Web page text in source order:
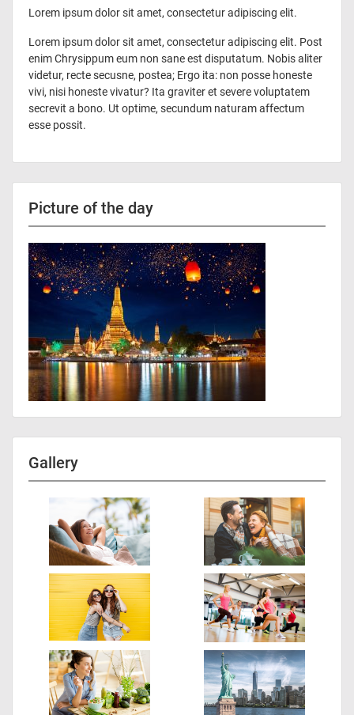
Lorem ipsum dolor sit amet, consectetur adipiscing elit.
Lorem ipsum dolor sit amet, consectetur adipiscing elit. Post
enim Chrysippum eum non sane est disputatum. Nobis aliter
videtur, recte secusne, postea; Ergo ita: non posse honeste
vivi, nisi honeste vivatur? Ita graviter et severe voluptatem
secrevit a bono. Ut optime, secundum naturam affectum
esse possit.
Picture of the day
Gallery